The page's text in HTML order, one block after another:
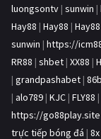
luongsontv | sunwin |
Hay88 | Hay88 | Hay88
sunwin | https://
RR88 | shbet | XX88 |
| grandpashabet |
| alo789 | KJC | FLY88 |
https://go88play.site
trực tiếp bóng đá |